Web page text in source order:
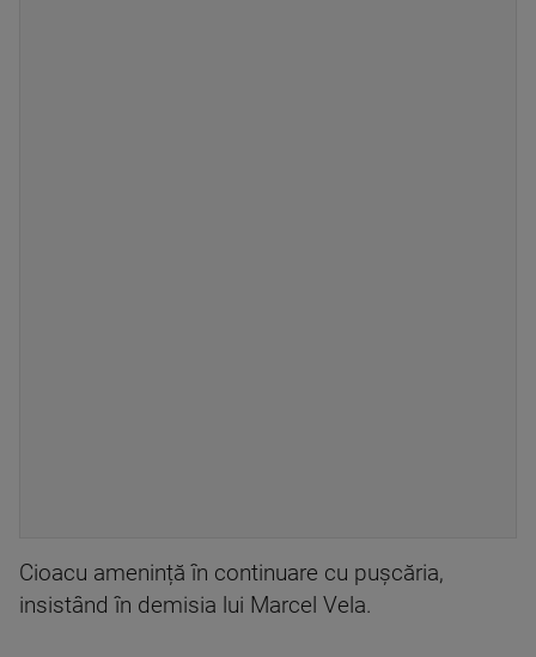
Cioacu amenință în continuare cu pușcăria,
insistând în demisia lui Marcel Vela.